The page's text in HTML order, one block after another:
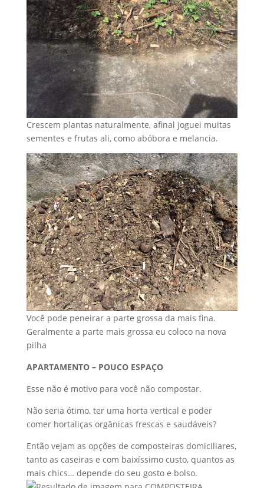
Crescem plantas naturalmente, afinal joguei muitas
sementes e frutas ali, como abóbora e melancia.
Você pode peneirar a parte grossa da mais fina.
Geralmente a parte mais grossa eu coloco na nova
pilha
APARTAMENTO – POUCO ESPAÇO
Esse não é motivo para você não compostar.
Não seria ótimo, ter uma horta vertical e poder
comer hortaliças orgânicas frescas e saudáveis?
Então vejam as opções de composteiras domiciliares,
tanto as caseiras e com baixíssimo custo, quantos as
mais chics… depende do seu gosto e bolso.